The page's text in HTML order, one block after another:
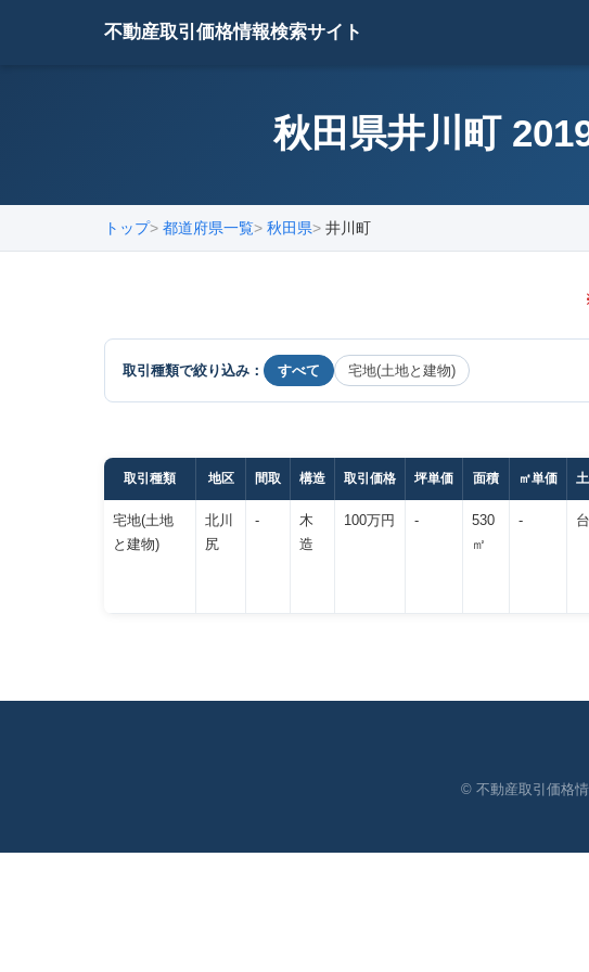
不動産取引価格情報検索サイト
秋田県井川町
トップ 都道府県一覧 秋田県 井川町
取引種類で絞り込み： すべて 宅地(土地と建物)
取引種類 地区 間取 構造 取引価格 坪単価 面積 ㎡単価
宅地(土地
と建物)
北川
尻
-
木
造
100万円 -
530
㎡
-
© 不動産取引価格